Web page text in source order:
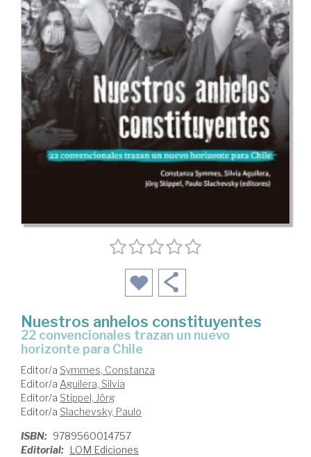
Nuestros anhelos constituyentes
22 convencionales trazan un nuevo
horizonte para Chile
Editor/a Symmes, Constanza
Editor/a Aguilera, Silvia
Editor/a Stippel, Jörg
Editor/a Slachevsky, Paulo
ISBN: 9789560014757
Editorial: LOM Ediciones